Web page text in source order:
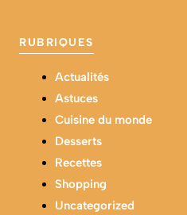
RUBRIQUES
Actualités
Astuces
Cuisine du monde
Desserts
Recettes
Shopping
Uncategorized